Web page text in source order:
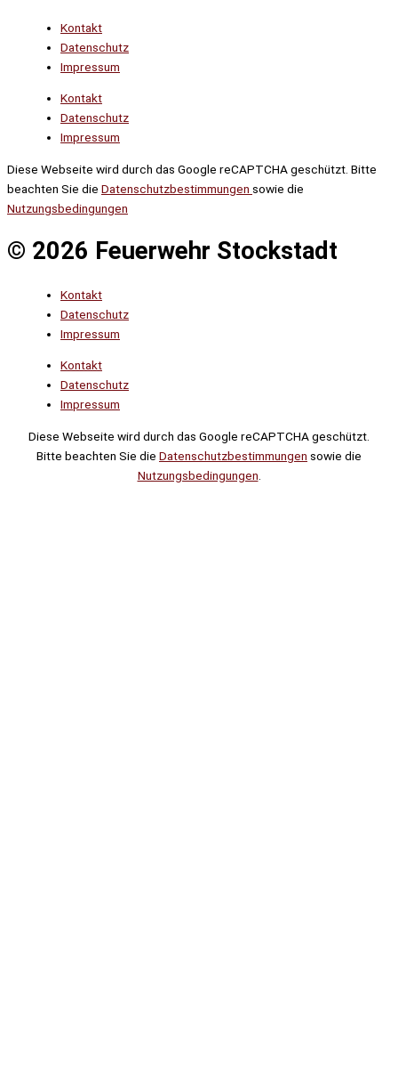
Kontakt
Datenschutz
Impressum
Kontakt
Datenschutz
Impressum
Diese Webseite wird durch das Google reCAPTCHA geschützt. Bitte
beachten Sie die Datenschutzbestimmungen sowie die
Nutzungsbedingungen
© 2026 Feuerwehr Stockstadt
Kontakt
Datenschutz
Impressum
Kontakt
Datenschutz
Impressum
Diese Webseite wird durch das Google reCAPTCHA geschützt.
Bitte beachten Sie die Datenschutzbestimmungen sowie die
Nutzungsbedingungen